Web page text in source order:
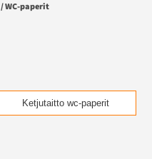
/ WC-paperit
Ketjutaitto wc-paperit